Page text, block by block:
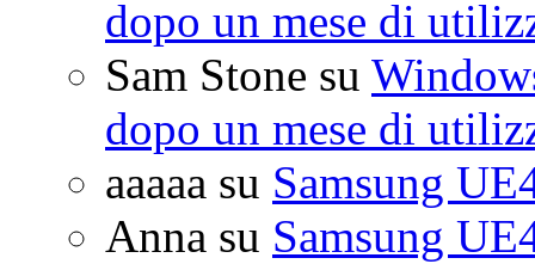
dopo un mese di
Sam Stone su
dopo un mese di
aaaaa su Samsung
Anna su Samsung